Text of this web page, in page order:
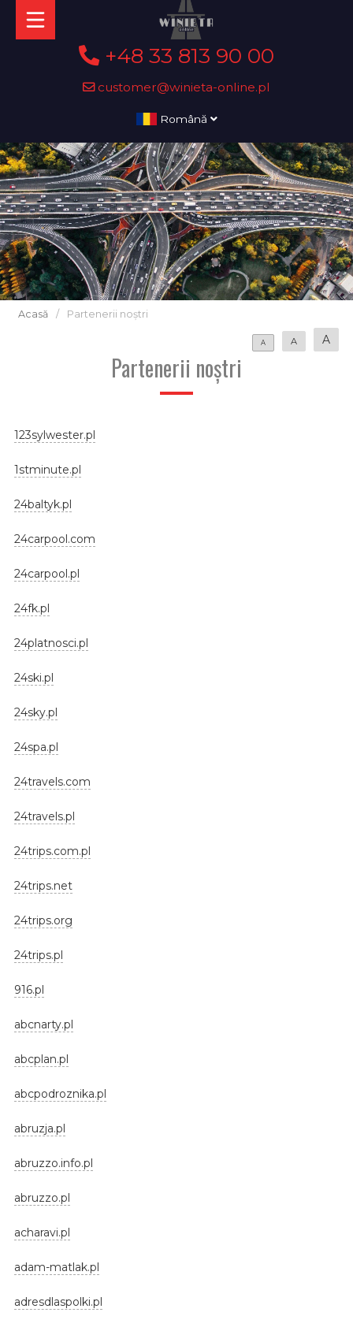
+48 33 813 90 00
customer@winieta-online.pl
Română
Acasă / Partenerii noștri
A A A
Partenerii noștri
123sylwester.pl
1stminute.pl
24baltyk.pl
24carpool.com
24carpool.pl
24fk.pl
24platnosci.pl
24ski.pl
24sky.pl
24spa.pl
24travels.com
24travels.pl
24trips.com.pl
24trips.net
24trips.org
24trips.pl
916.pl
abcnarty.pl
abcplan.pl
abcpodroznika.pl
abruzja.pl
abruzzo.info.pl
abruzzo.pl
acharavi.pl
adam-matlak.pl
adresdlaspolki.pl